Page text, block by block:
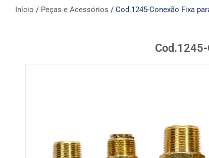
Início / Peças e Acessórios / Cod.1245-Conexão Fixa